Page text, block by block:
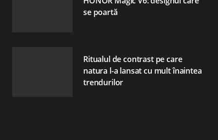
se poartă
Ritualul de contrast pe care
natura l-a lansat cu mult înaintea
trendurilor